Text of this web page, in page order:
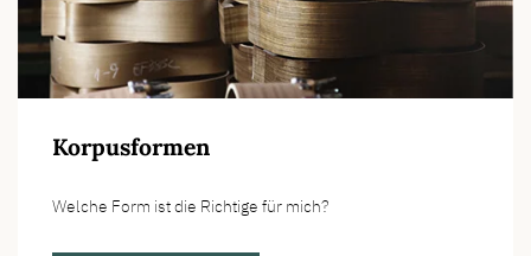
Korpusformen
Welche Form ist die Richtige für mich?